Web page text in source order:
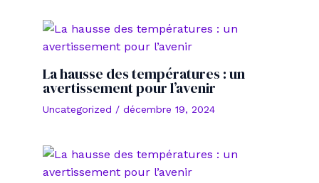
La hausse des températures : un
avertissement pour l’avenir
Uncategorized / décembre 19, 2024